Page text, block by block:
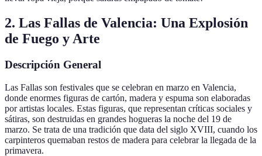
2. Las Fallas de Valencia: Una Explosión
de Fuego y Arte
Descripción General
Las Fallas son festivales que se celebran en marzo en Valencia,
donde enormes figuras de cartón, madera y espuma son elaboradas
por artistas locales. Estas figuras, que representan críticas sociales y
sátiras, son destruidas en grandes hogueras la noche del 19 de
marzo. Se trata de una tradición que data del siglo XVIII, cuando los
carpinteros quemaban restos de madera para celebrar la llegada de la
primavera.